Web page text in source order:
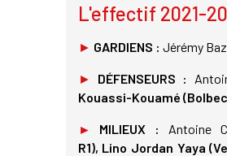
L'effectif 2021-
► GARDIENS : Jérémy
► DÉFENSEURS :
Kouassi-Kouamé
► MILIEUX : Antoine
R1), Lino Jordan Yaya